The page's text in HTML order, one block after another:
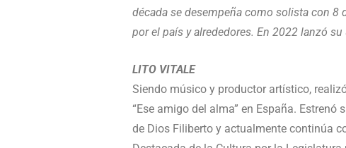
década se desempeña como solista con 8
por el país y alrededores. En 2022 lanzó
LITO VITALE
Siendo músico y productor artístico,
“Ese amigo del alma” en España.
de Dios Filiberto y actualmente continúa